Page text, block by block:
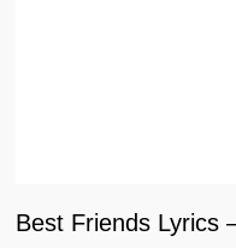
Best Friends Lyrics